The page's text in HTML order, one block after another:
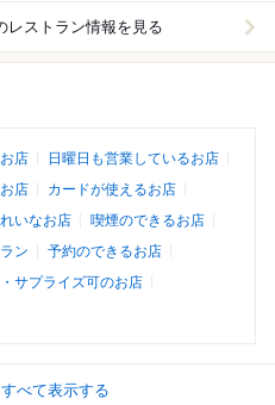
レストラン情報を見る
店
日曜日も営業しているお店
店
カードが使えるお店
いなお店
喫煙のできるお店
ン
予約のできるお店
サプライズ可のお店
べて表示する